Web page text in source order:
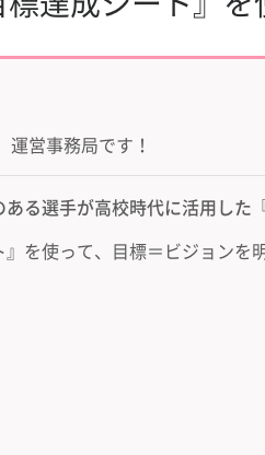
営事務局です！
る選手が高校時代に活用した
を使って、目標＝ビジョンを